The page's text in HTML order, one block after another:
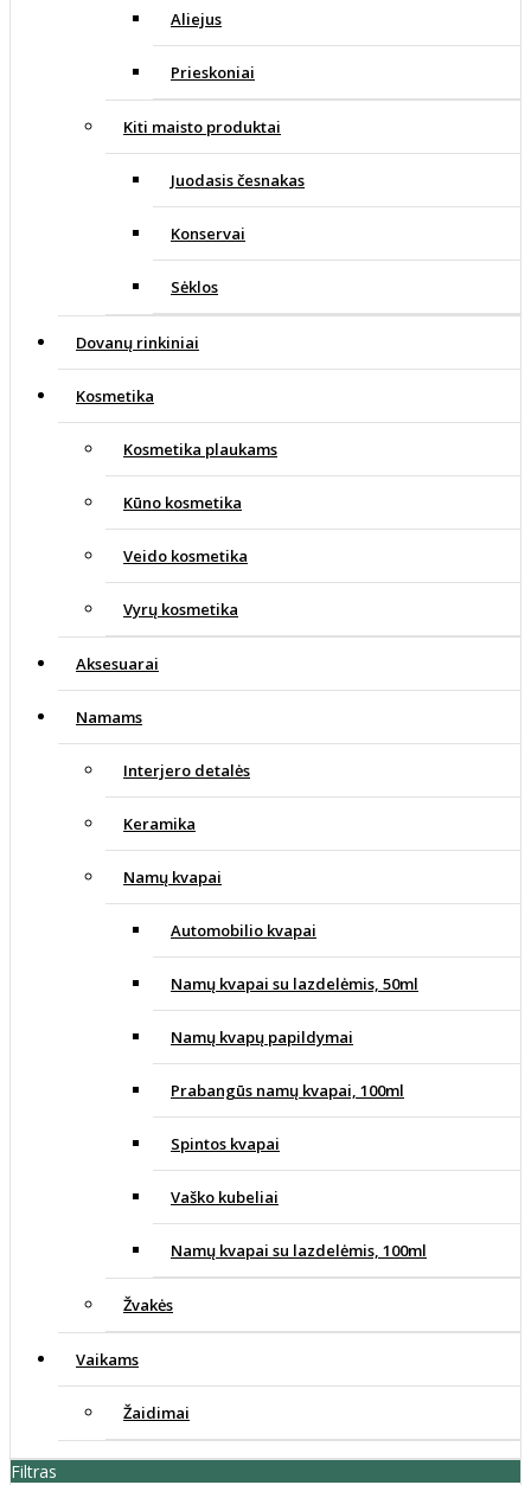
Aliejus
Prieskoniai
Kiti maisto produktai
Juodasis česnakas
Konservai
Sėklos
Dovanų rinkiniai
Kosmetika
Kosmetika plaukams
Kūno kosmetika
Veido kosmetika
Vyrų kosmetika
Aksesuarai
Namams
Interjero detalės
Keramika
Namų kvapai
Automobilio kvapai
Namų kvapai su lazdelėmis, 50ml
Namų kvapų papildymai
Prabangūs namų kvapai, 100ml
Spintos kvapai
Vaško kubeliai
Namų kvapai su lazdelėmis, 100ml
Žvakės
Vaikams
Žaidimai
Filtras